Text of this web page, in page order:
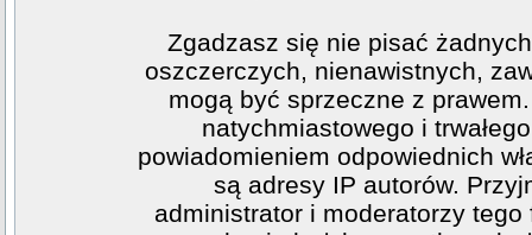
Zgadzasz się nie pisać
oszczerczych, nienawistnych,
mogą być sprzeczne z
natychmiastowego i
powiadomieniem odpowiednich
są adresy IP autorów.
administrator i moderatorzy